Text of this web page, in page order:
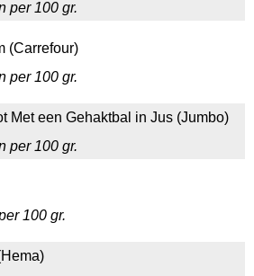
per 100 gr.
(Carrefour)
per 100 gr.
Met een Gehaktbal in Jus (Jumbo)
per 100 gr.
100 gr.